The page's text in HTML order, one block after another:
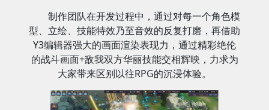
制作团队在开发过程中，通过对每一个角色模
型、立绘、技能特效乃至音效的反复打磨，再借助
Y3编辑器强大的画面渲染表现力，通过精彩绝伦
的战斗画面+敌我双方华丽技能交相辉映，力求为
大家带来区别以往RPG的沉浸体验。